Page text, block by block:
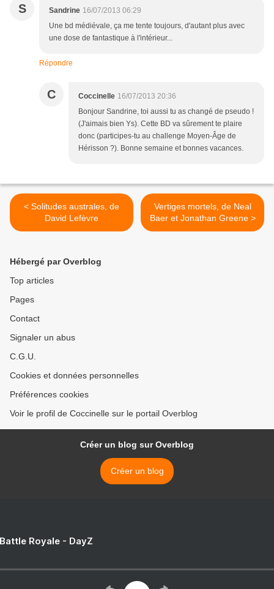
S Sandrine 16/07/2013 06:29
Une bd médiévale, ça me tente toujours, d'autant plus avec
une dose de fantastique à l'intérieur...
Répondre
C Coccinelle 16/07/2013 20:36
Bonjour Sandrine, toi aussi tu as changé de pseudo !
(J'aimais bien Ys). Cette BD va sûrement te plaire
donc (participes-tu au challenge Moyen-Âge de
Hérisson ?). Bonne semaine et bonnes vacances.
< Solitudes australes, de
David Lefèvre
Vertiges mortels, de Neal
Baer et Jonathan Greene >
Hébergé par Overblog
Top articles
Pages
Contact
Signaler un abus
C.G.U.
Cookies et données personnelles
Préférences cookies
Voir le profil de Coccinelle sur le portail Overblog
Créer un blog sur Overblog
Créer un blog
Royale - DayZ